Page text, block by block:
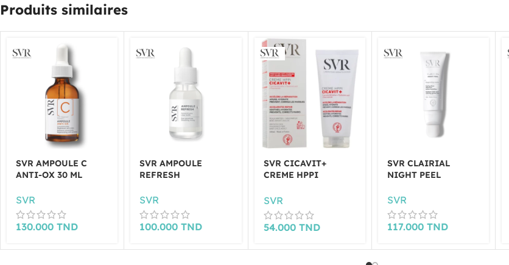
Produits similaires
SVR AMPOULE C
ANTI-OX 30 ML
SVR
130.000 TND
SVR AMPOULE
REFRESH
SVR
100.000TND
SVR CICAVIT+
CREME HPPI
MARQUES 100ML
SVR
54.000 TND
SVR CLAIRIAL
NIGHT PEEL
SVR
117.000 TND